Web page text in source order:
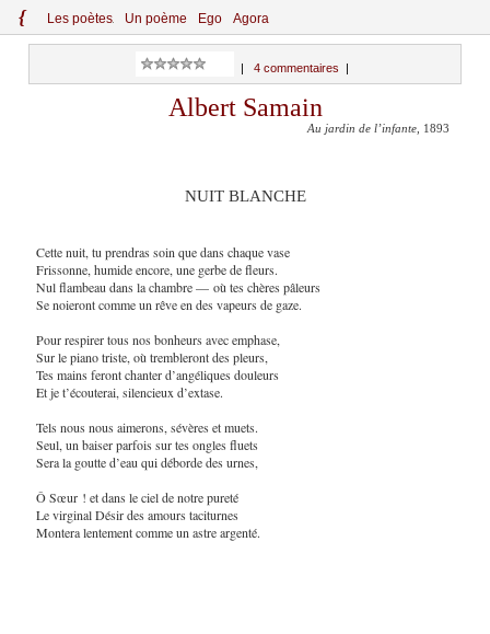
{ Les poètes Un poème Ego Agora
4 commentaires
Albert Samain
Au jardin de l’infante , 1893
NUIT BLANCHE
Cette nuit, tu prendras soin que dans chaque vase
Frissonne, humide encore, une gerbe de fleurs.
Nul flambeau dans la chambre — où tes chères pâleurs
Se noieront comme un rêve en des vapeurs de gaze.
Pour respirer tous nos bonheurs avec emphase,
Sur le piano triste, où trembleront des pleurs,
Tes mains feront chanter d’angéliques douleurs
Et je t’écouterai, silencieux d’extase.
Tels nous nous aimerons, sévères et muets.
Seul, un baiser parfois sur tes ongles fluets
Sera la goutte d’eau qui déborde des urnes,
Ô Sœur ! et dans le ciel de notre pureté
Le virginal Désir des amours taciturnes
Montera lentement comme un astre argenté.